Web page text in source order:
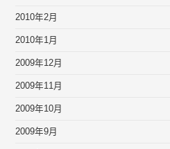
2010年2月
2010年1月
2009年12月
2009年11月
2009年10月
2009年9月